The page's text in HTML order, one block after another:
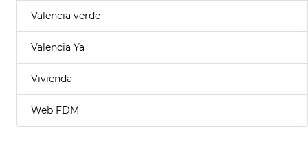
Valencia verde
Valencia Ya
Vivienda
Web FDM